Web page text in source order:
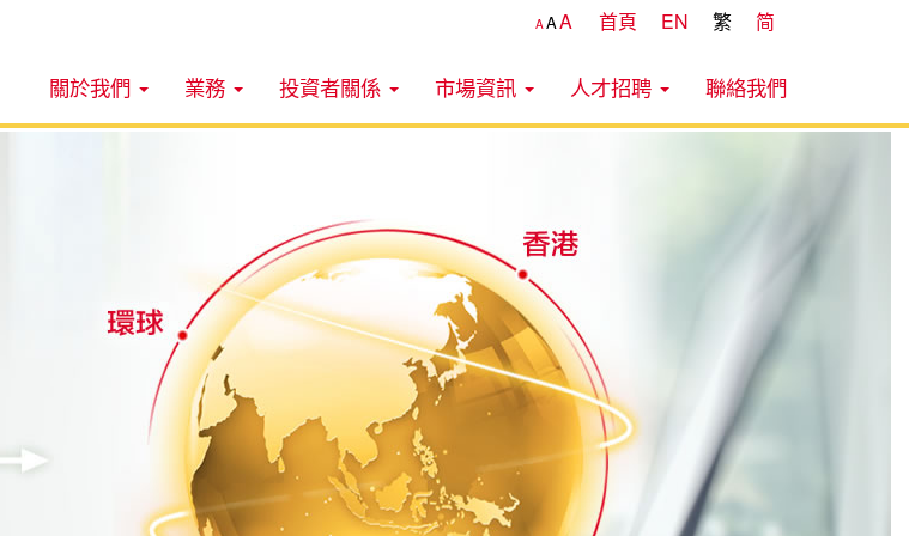
AAA 首頁 EN 繁 简
關於我們 業務 投資者關係 市場資訊 人才招聘 聯絡我們